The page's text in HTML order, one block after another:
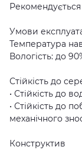
Умови
Температура
Вологість: до
Стійкість до
• Стійкість до
• Стійкість до
механічного
Конструктив